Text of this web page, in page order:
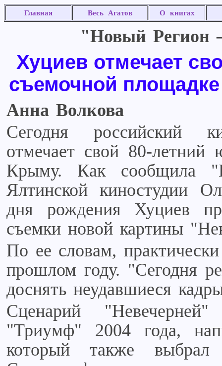
Главная Весь Агатов О книгах
"Новый Регион
Хуциев отмечает
съемочной
Анна Волкова
Сегодня российский
отмечает свой 80-
Крыму. Как сообщила
Ялтинской киностудии
дня рождения Хуциев
съемки новой картины
По ее словам,
прошлом году. "Сегодня
доснять неудавшиеся
Сценарий
"Триумф" 2004 года,
который также выбрал